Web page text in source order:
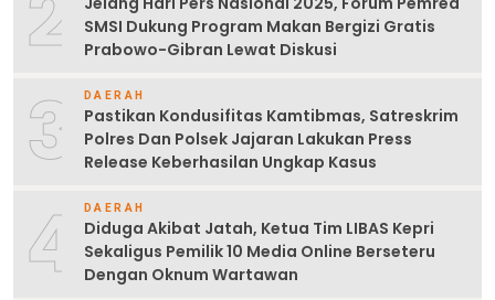
SMSI Dukung Program Makan Bergizi Gratis
Prabowo-Gibran Lewat Diskusi
3 DAERAH
Pastikan Kondusifitas Kamtibmas, Satreskrim
Polres Dan Polsek Jajaran Lakukan Press
Release Keberhasilan Ungkap Kasus
4 DAERAH
Diduga Akibat Jatah, Ketua Tim LIBAS Kepri
Sekaligus Pemilik 10 Media Online Berseteru
Dengan Oknum Wartawan